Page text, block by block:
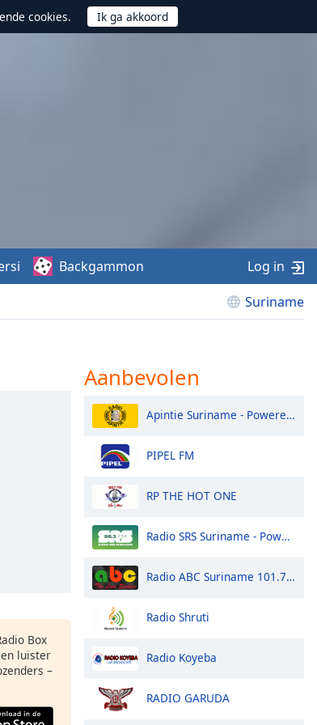
cookies.
Suriname
Backgammon Log in
Box
luister
–
Aanbevolen
Apintie Suriname - Powered by Bombelman.com
PIPEL FM
RP THE HOT ONE
Radio SRS Suriname - Powered by SuriLive.com
Radio ABC Suriname 101.7 - Powered by Bombelman.com
Radio Shruti
Radio Koyeba
RADIO GARUDA